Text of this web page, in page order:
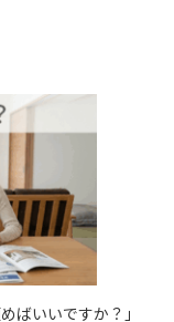
ばいいですか？」